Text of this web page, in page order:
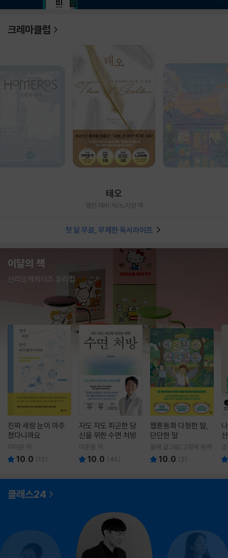
크레마클럽
테오
앨런 레비 저/노지양 역
첫 달 무료, 무제한 독서라이프
이달의 책
산리오캐릭터즈 유리컵
진짜 새랑 눈이 마주
쳤다니까요
이이은 저
10.0 (12)
자도 자도 피곤한 당
신을 위한 수면 처방
이준용 저
10.0 (45)
웹툰동화 다정한 말,
단단한 말
돌배 글그림/고정욱 원저
10.0 ( 2)
클래스24